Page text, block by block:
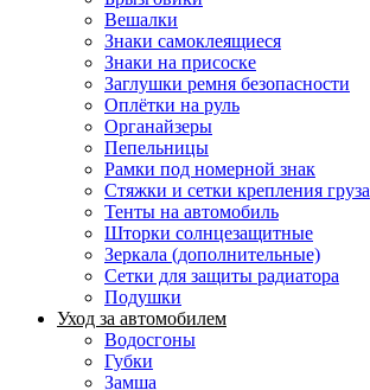
Вешалки
Знаки самоклеящиеся
Знаки на присоске
Заглушки ремня безопасности
Оплётки на руль
Органайзеры
Пепельницы
Рамки под номерной знак
Стяжки и сетки крепления груза
Тенты на автомобиль
Шторки солнцезащитные
Зеркала (дополнительные)
Сетки для защиты радиатора
Подушки
Уход за автомобилем
Водосгоны
Губки
Замша